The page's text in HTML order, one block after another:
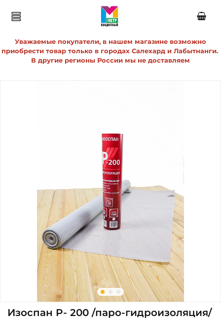
Уважаемые покупатели, в нашем магазине возможно
приобрести товар только в городах Салехард и Лабытнанги.
В другие регионы России мы не доставляем
Изоспан P- 200 /паро-гидроизоляция/